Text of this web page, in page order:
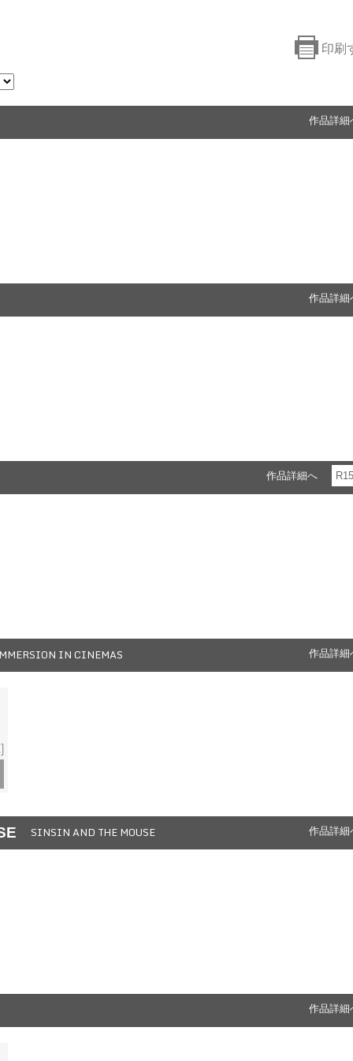
印刷
作品詳細
作品詳細
作品詳細へ
IN CINEMAS 作品詳細
SINSIN AND THE MOUSE 作品詳細
作品詳細